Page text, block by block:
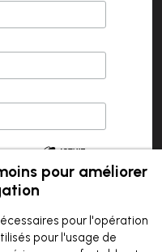
pour améliorer
pour l'opération
pour l'usage de